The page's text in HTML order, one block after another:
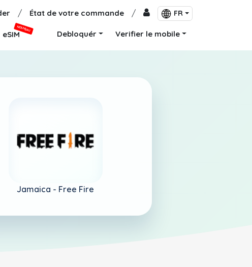
/ État de votre commande / FR
eSIM
NOUVEAU
Debloquér Verifier le mobile
Jamaica - Free Fire